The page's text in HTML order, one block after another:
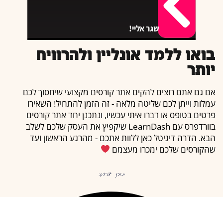
שגר אליי!
בואו ללמד אונליין ולהרוויח
יותר
אם גם אתם רוצים להקים אתר קורסים מקצועי שיחסוך לכם
עמלות וייתן לכם שליטה מלאה - זה הזמן להתחיל! השאירו
פרטים בטופס או דברו איתי עכשיו, ונתכנן יחד אתר קורסים
בוורדפרס עם LearnDash שיקפיץ את העסק שלכם לשלב
הבא. הדרה דיגיטל כאן ללוות אתכם - מהרגע הראשון ועד
שהקורסים שלכם ימכרו מעצמם
תוכן עניינים: